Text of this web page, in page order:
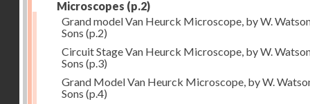
Microscopes (p.2)
Grand model Van Heurck Microscope, by W.
Sons (p.2)
Circuit Stage Van Heurck Microscope, by W.
Sons (p.3)
Grand Model Van Heurck Microscope, by W.
Sons (p.4)